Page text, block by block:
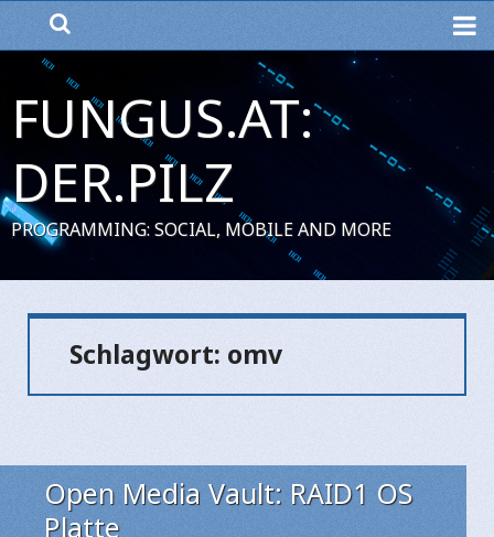
FUNGUS.AT:
DER.PILZ
PROGRAMMING: SOCIAL, MOBILE AND MORE
Schlagwort: omv
Open Media Vault: RAID1 OS
Platte